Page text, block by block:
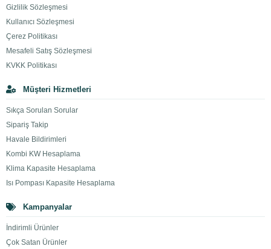
Gizlilik Sözleşmesi
Kullanıcı Sözleşmesi
Çerez Politikası
Mesafeli Satış Sözleşmesi
KVKK Politikası
Müşteri Hizmetleri
Sıkça Sorulan Sorular
Sipariş Takip
Havale Bildirimleri
Kombi KW Hesaplama
Klima Kapasite Hesaplama
Isı Pompası Kapasite Hesaplama
Kampanyalar
İndirimli Ürünler
Çok Satan Ürünler